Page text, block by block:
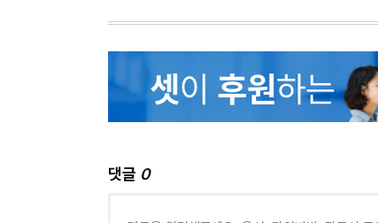
댓글 0